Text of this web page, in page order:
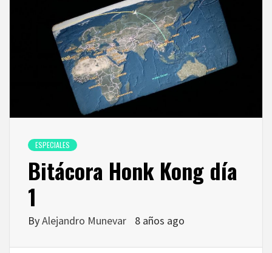
ESPECIALES
Bitácora Honk Kong día
1
ByAlejandro Munevar 8 años ago